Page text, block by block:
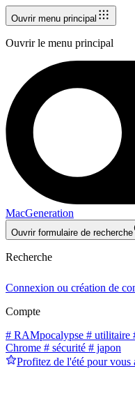
Ouvrir menu principal
Ouvrir le menu principal
MacGeneration
Ouvrir formulaire de recherche
Recherche
Connexion ou création de
Compte
# RAMpocalypse # utilitaire
Chrome # sécurité # japon
Profitez de l'été pour